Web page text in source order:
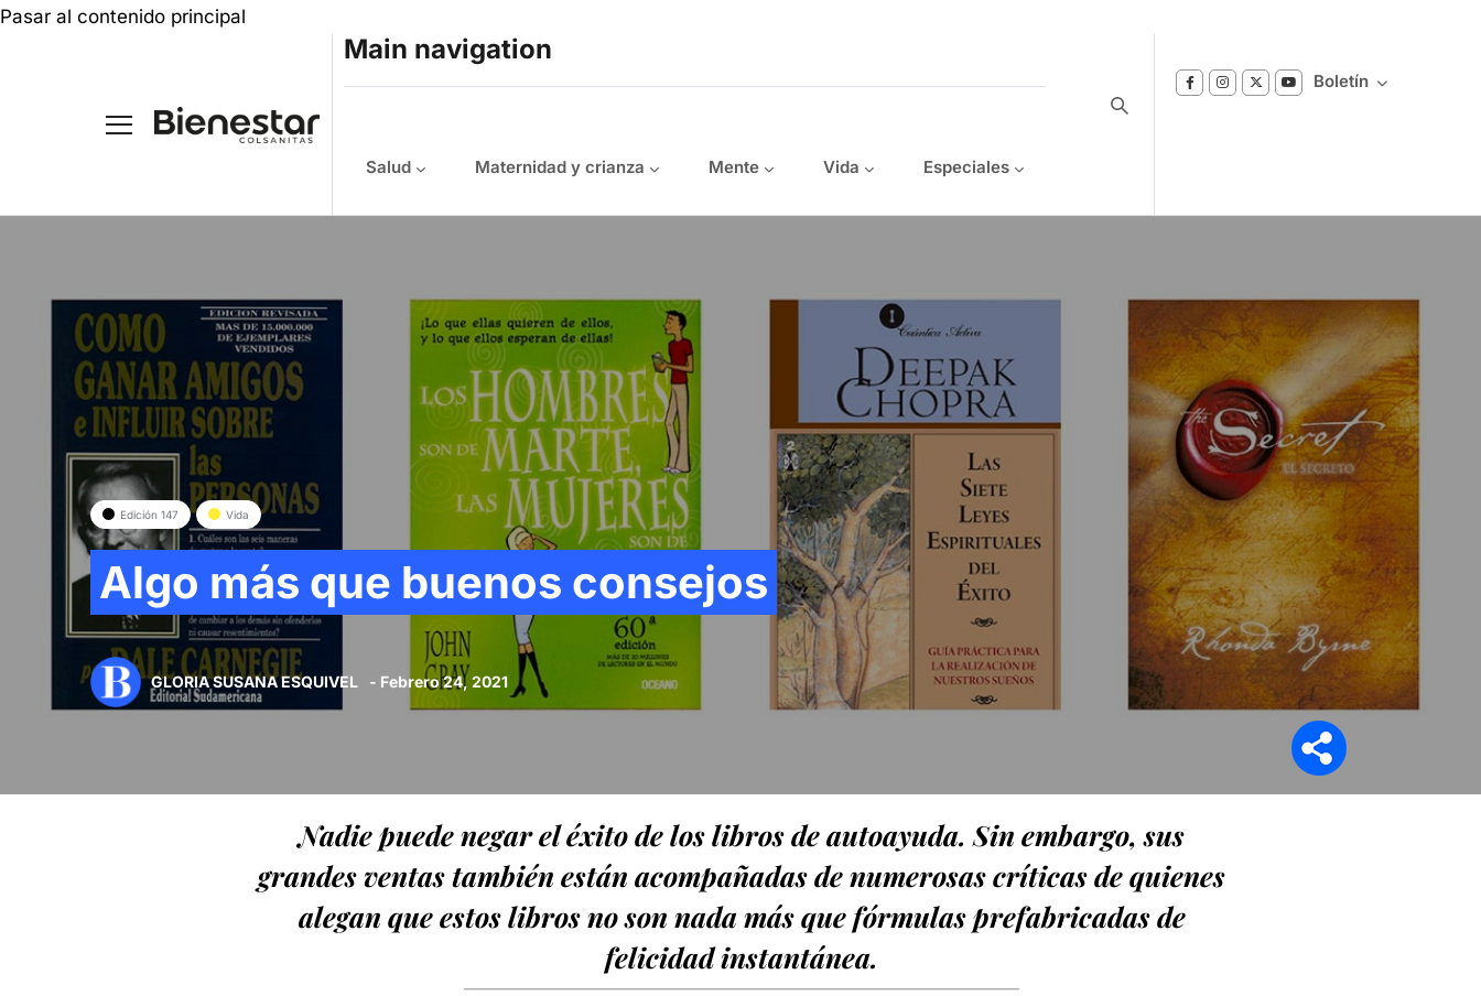
Pasar al contenido principal
Main navigation
Salud Maternidad y crianza Mente Vida Especiales
Boletín
Reciba notificaciones sobre los temas de
Síganos en
Edición 147 Vida
Algo más que buenos consejos
GLORIA SUSANA ESQUIVEL - Febrero 24, 2021
Nadie puede negar el éxito de los libros de autoayuda. Sin embargo, sus
grandes ventas también están acompañadas de numerosas críticas de quienes
alegan que estos libros no son nada más que fórmulas prefabricadas de
felicidad instantánea.